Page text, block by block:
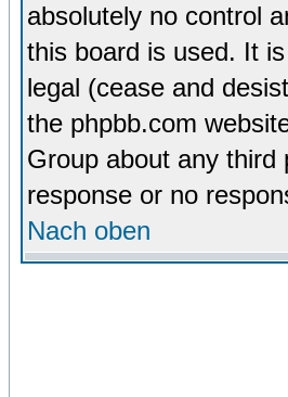
absolutely no control
this board is used. It
legal (cease and
the phpbb.com
Group about any
response or no
Nach oben